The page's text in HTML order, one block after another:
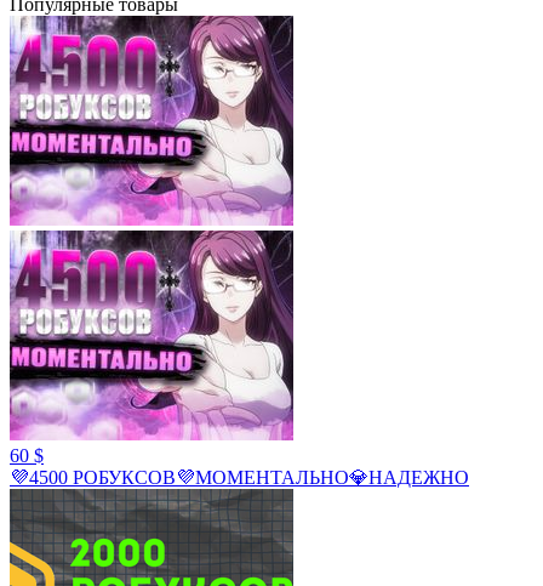
60 $
💜4500 РОБУКСОВ💜МОМЕНТАЛЬНО💎НАДЕЖНО